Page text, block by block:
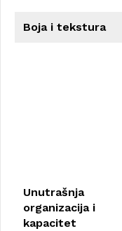
Boja i tekstura
Unutrašnja
organizacija i
kapacitet